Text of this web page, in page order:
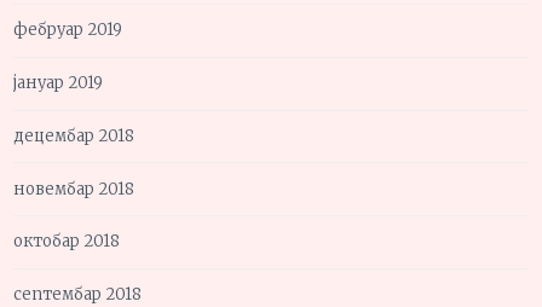
фебруар 2019
јануар 2019
децембар 2018
новембар 2018
октобар 2018
септембар 2018